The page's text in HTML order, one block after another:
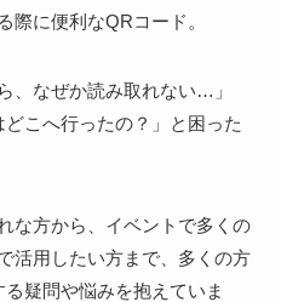
際に便利なQRコード。
、なぜか読み取れない…」
どこへ行ったの？」と困った
な方から、イベントで多くの
活用したい方まで、多くの方
疑問や悩みを抱えていま